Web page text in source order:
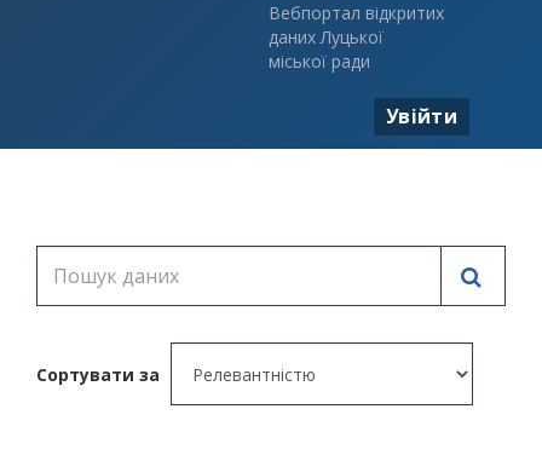
Вебпортал відкритих
даних Луцької
міської ради
Увійти
Сортувати за